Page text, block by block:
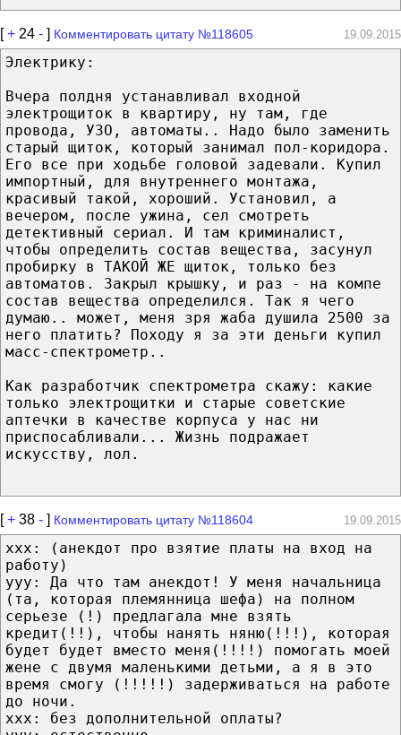
[+ 24 - ] Комментировать цитату №118605 19.09.2015
Электрику:
Вчера полдня устанавливал входной
электрощиток в квартиру, ну там, где
провода, УЗО, автоматы.. Надо было заменить
старый щиток, который занимал пол-коридора.
Его все при ходьбе головой задевали. Купил
импортный, для внутреннего монтажа,
красивый такой, хороший. Установил, а
вечером, после ужина, сел смотреть
детективный сериал. И там криминалист,
чтобы определить состав вещества, засунул
пробирку в ТАКОЙ ЖЕ щиток, только без
автоматов. Закрыл крышку, и раз - на компе
состав вещества определился. Так я чего
думаю.. может, меня зря жаба душила 2500 за
него платить? Походу я за эти деньги купил
масс-спектрометр..
Как разработчик спектрометра скажу: какие
только электрощитки и старые советские
аптечки в качестве корпуса у нас ни
приспосабливали... Жизнь подражает
искусству, лол.
[+ 38 - ] Комментировать цитату №118604 19.09.2015
xxx: (анекдот про взятие платы на вход на
работу)
ууу: Да что там анекдот! У меня начальница
(та, которая племянница шефа) на полном
серьезе (!) предлагала мне взять
кредит(!!), чтобы нанять няню(!!!), которая
будет будет вместо меня(!!!!) помогать моей
жене с двумя маленькими детьми, а я в это
время смогу (!!!!!) задерживаться на работе
до ночи.
ххх: без дополнительной оплаты?